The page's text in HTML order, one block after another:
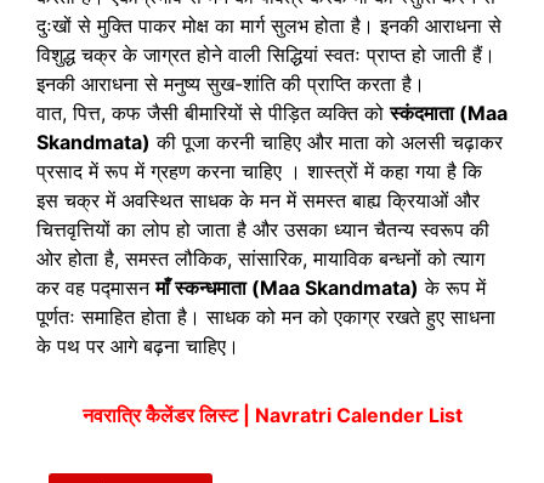
दुःखों से मुक्ति पाकर मोक्ष का मार्ग सुलभ होता है। इनकी आराधना से
विशुद्ध चक्र के जाग्रत होने वाली सिद्धियां स्वतः प्राप्त हो जाती हैं।
इनकी आराधना से मनुष्य सुख-शांति की प्राप्ति करता है।
वात, पित्त, कफ जैसी बीमारियों से पीड़ित व्यक्ति कोस्कंदमाता (Maa
Skandmata) की पूजा करनी चाहिए और माता को अलसी चढ़ाकर
प्रसाद में रूप में ग्रहण करना चाहिए । शास्त्रों में कहा गया है कि
इस चक्र में अवस्थित साधक के मन में समस्त बाह्य क्रियाओं और
चित्तवृत्तियों का लोप हो जाता है और उसका ध्यान चैतन्य स्वरूप की
ओर होता है, समस्त लौकिक, सांसारिक, मायाविक बन्धनों को त्याग
कर वह पद्मासनमाँ स्कन्धमाता (Maa Skandmata) के रूप में
पूर्णतः समाहित होता है। साधक को मन को एकाग्र रखते हुए साधना
के पथ पर आगे बढ़ना चाहिए।
नवरात्रि कैेलेंडर लिस्ट | Navratri Calender List